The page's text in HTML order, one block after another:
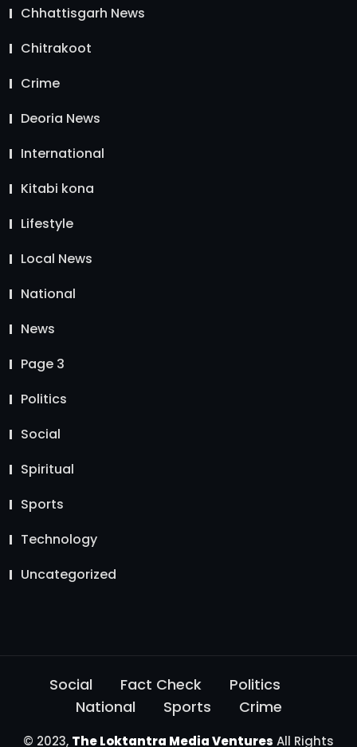
Chhattisgarh News
Chitrakoot
Crime
Deoria News
International
Kitabi kona
Lifestyle
Local News
National
News
Page 3
Politics
Social
Spiritual
Sports
Technology
Uncategorized
Social Fact Check
Politics
National
Sports Crime
© 2023, The Loktantra Media Ventures All Rights